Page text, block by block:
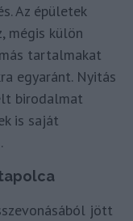
Az épületek
mégis külön
tartalmakat
egyaránt. Nyitás
birodalmat
is saját
jött